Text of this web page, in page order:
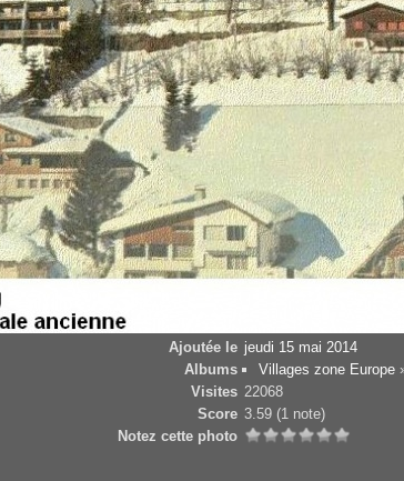
Ajoutée le jeudi 15 mai 2014
Albums
Villages zone Europe
Visites 22068
Score 3.59 (1 note)
Notez cette photo